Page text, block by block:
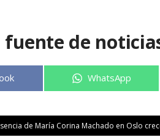
de
Compartir
WhatsApp
de María Corina Machado en Oslo